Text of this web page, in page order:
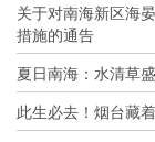
关于对南海新区海
措施的通告
夏日南海：水清草
此生必去！烟台藏